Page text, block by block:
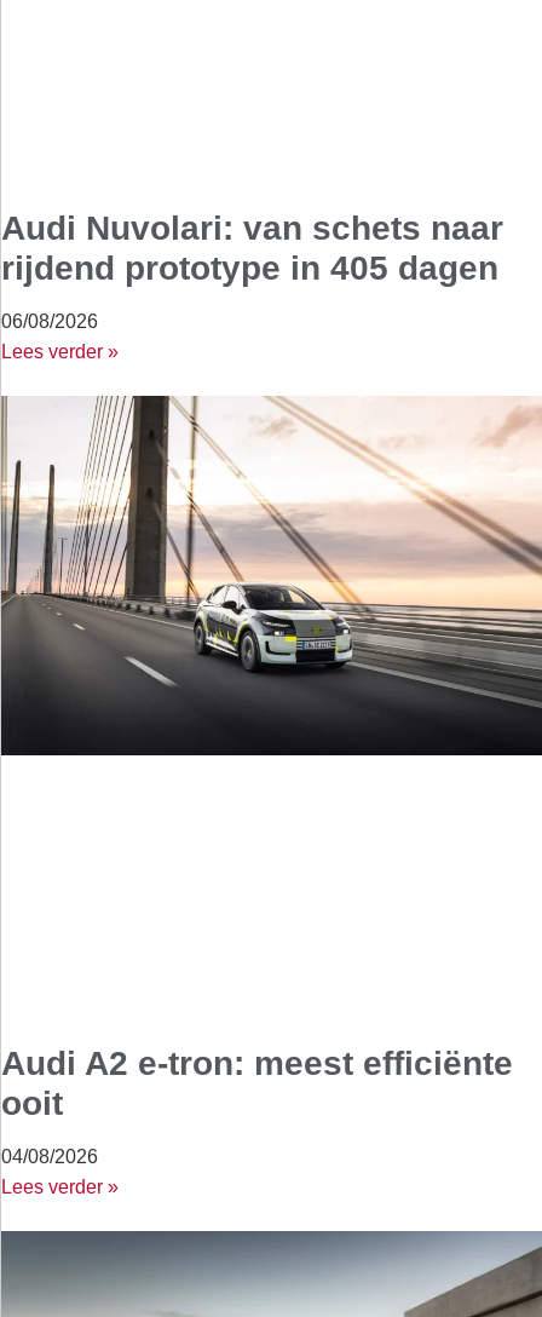
Audi Nuvolari: van schets naar
rijdend prototype in 405 dagen
06/08/2026
Lees verder »
Audi A2 e-tron: meest efficiënte
ooit
04/08/2026
Lees verder »